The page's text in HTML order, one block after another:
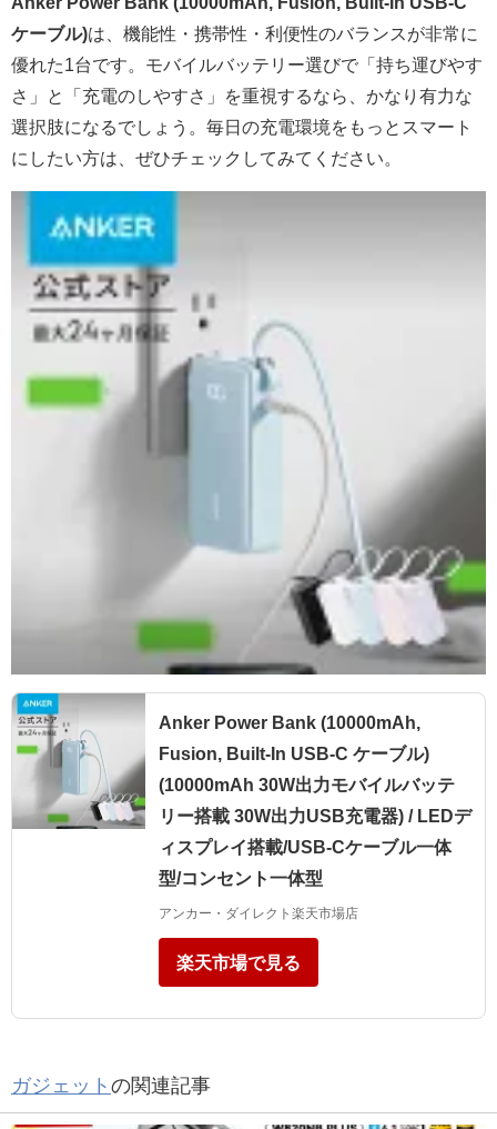
ケーブル)は、機能性・携帯性・利便性のバランスが非常に
優れた1台です。モバイルバッテリー選びで「持ち運びやす
さ」と「充電のしやすさ」を重視するなら、かなり有力な
選択肢になるでしょう。毎日の充電環境をもっとスマート
にしたい方は、ぜひチェックしてみてください。
Anker Power Bank (10000mAh,
Fusion, Built-In USB-C ケーブル)
(10000mAh 30W出力モバイルバッテ
リー搭載 30W出力USB充電器) / LEDデ
ィスプレイ搭載/USB-Cケーブル一体
型/コンセント一体型
アンカー・ダイレクト楽天市場店
楽天市場で見る
ガジェット の関連記事